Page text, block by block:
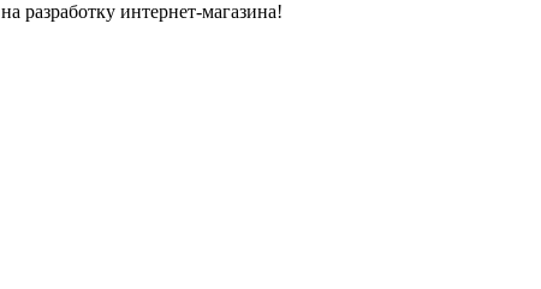
на разработку интернет-магазина!